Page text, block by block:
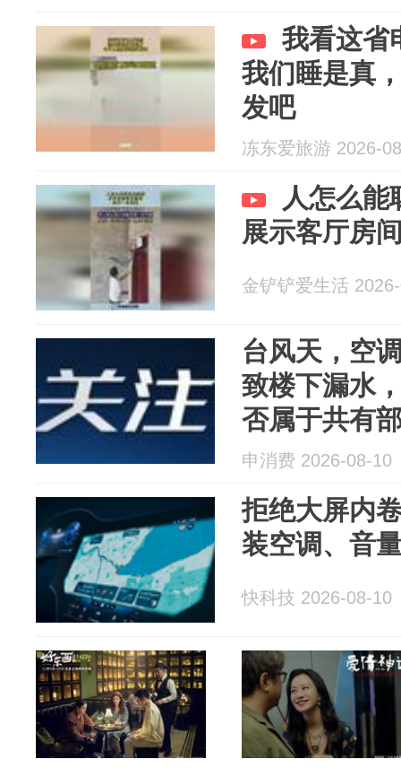
我看这省
我们睡是真
发吧
冻东爱旅游 2026-
人怎么能
展示客厅房
金铲铲爱生活
台风天，空
致楼下漏水
否属于共有
理由？
申消费 2026-08-10
拒绝大屏内
装空调、音
快科技 2026-08-10